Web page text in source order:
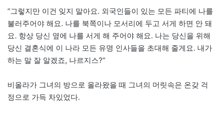
“그렇지만 이건 잊지 말아요. 외국인들이 있는 모든 파티에 나를
불러주어야 해요. 나를 북쪽이나 모서리에 두고 서게 하면 안 돼
요. 항상 당신 옆에 나를 서게 해 주어야 해요. 나는 당신을 위해
당신 결혼식에 이 나라 모든 유명 인사들을 초대해 줄게요. 내가
하는 말 잘 알겠죠, 나르지스?”
비올라가 그녀의 방으로 올라왔을 때 그녀의 머릿속은 온갖 걱
정으로 가득 차있었다.